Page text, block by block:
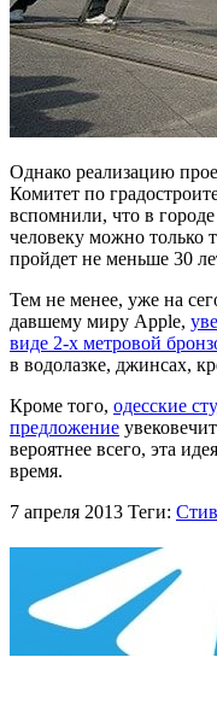
Однако реализацию
Комитет по
вспомнили, что в
человеку можно только
пройдет не меньше 30
Тем не менее, уже на
давшему миру Apple,
виде 2-х метровой
в водолазке, джинсах,
Кроме того, одесские
предложение
вероятнее всего, эта
время.
7 апреля 2013 Теги: